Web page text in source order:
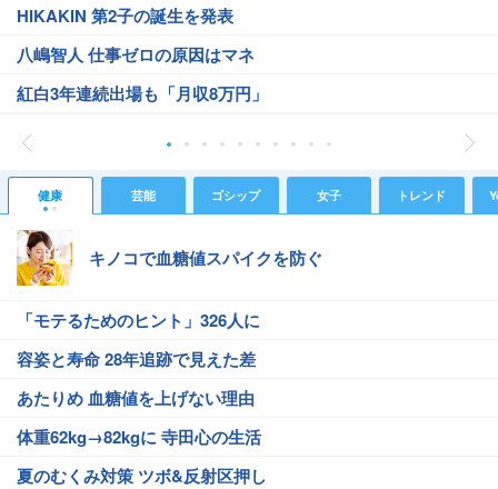
HIKAKIN 第2子の誕生を発表
八嶋智人 仕事ゼロの原因はマネ
紅白3年連続出場も「月収8万円」
健康 芸能 ゴシップ 女子 トレンド
キノコで血糖値スパイクを防ぐ
「モテるためのヒント」326人に
容姿と寿命 28年追跡で見えた差
あたりめ 血糖値を上げない理由
体重62kg→82kgに 寺田心の生活
夏のむくみ対策 ツボ&反射区押し